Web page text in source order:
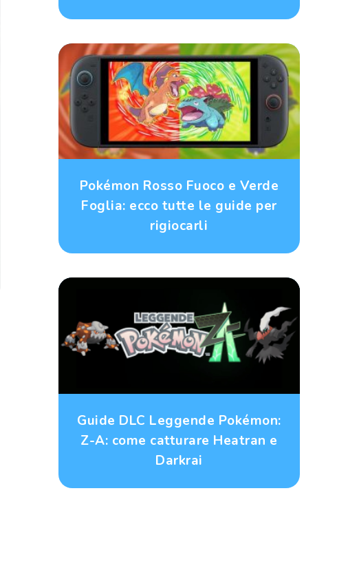
Pokémon Rosso Fuoco e Verde
Foglia: ecco tutte le guide per
rigiocarli
Guide DLC Leggende Pokémon:
Z-A: come catturare Heatran e
Darkrai